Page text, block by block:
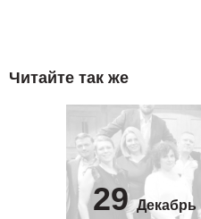
Читайте так же
29 Декабрь